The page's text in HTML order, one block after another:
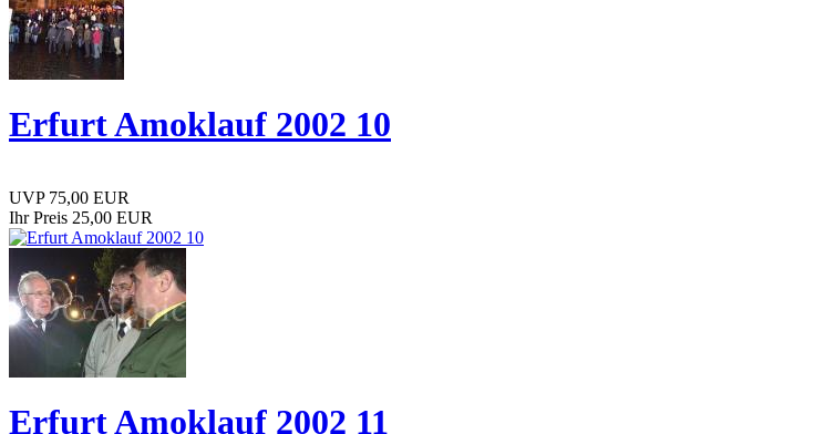
Erfurt Amoklauf 2002 10
UVP 75,00 EUR
Ihr Preis 25,00 EUR
Erfurt Amoklauf 2002 11